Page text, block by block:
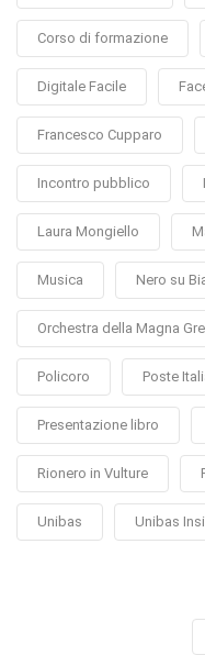
Corso di formazione
Digitale Facile
Francesco Cupparo
Incontro pubblico
Laura Mongiello
Musica Nero su
Orchestra della Magna
Policoro Poste
Presentazione libro
Rionero in Vulture
Unibas Unibas